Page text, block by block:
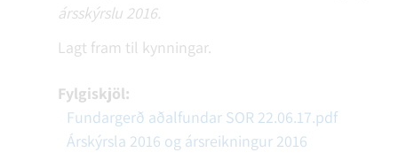
ársskýrslu 2016.
Lagt fram til kynningar.
Fylgiskjöl:
Fundargerð aðalfundar SOR 22.06.17.pdf
Árskýrsla 2016 og ársreikningur 2016